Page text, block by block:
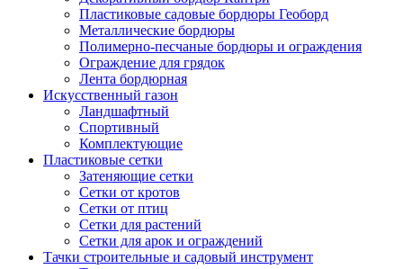
Пластиковые садовые бордюры Геоборд
Металлические бордюры
Полимерно-песчаные бордюры и ограждения
Ограждение для грядок
Лента бордюрная
Искусственный газон
Ландшафтный
Спортивный
Комплектующие
Пластиковые сетки
Затеняющие сетки
Сетки от кротов
Сетки от птиц
Сетки для растений
Сетки для арок и ограждений
Тачки строительные и садовый инструмент